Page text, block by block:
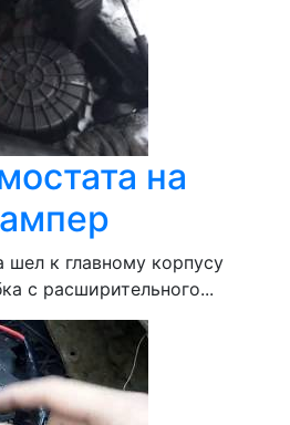
на
шел к главному корпусу
с расширительного...